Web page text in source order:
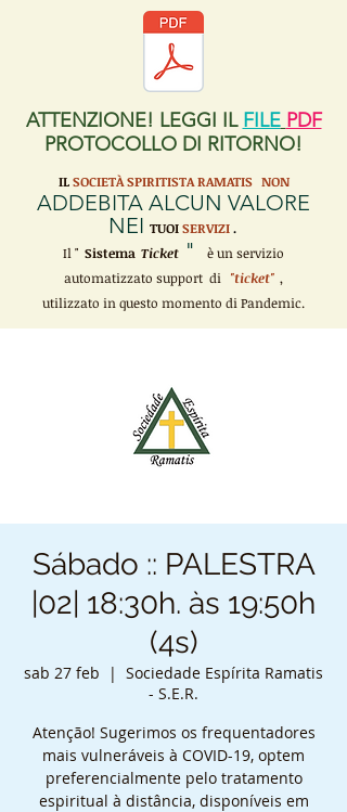
ATTENZIONE! LEGGI IL FILE PDF
PROTOCOLLO DI RITORNO!
IL SOCIETÀ SPIRITISTA RAMATIS NON
ADDEBITA ALCUN VALORE
NEI TUOI SERVIZI.
Il " Sistema Ticket "
è un servizio
automatizzato support di
"ticket" ,
utilizzato in questo momento di Pandemic.
Sábado :: PALESTRA
|02| 18:30h. às 19:50h
(4s)
sab 27 feb
  |
Sociedade Espírita Ramatis
- S.E.R.
Atenção! Sugerimos os frequentadores
mais vulneráveis à COVID-19, optem
preferencialmente pelo tratamento
espiritual à distância, disponíveis em